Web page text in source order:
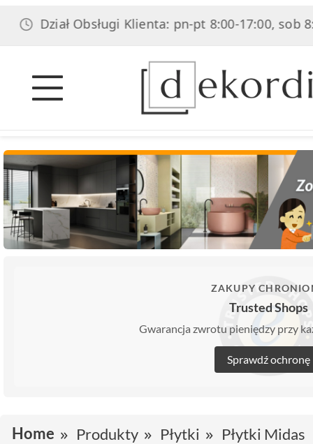
Obsługi Klienta: pn-pt 8:00-17:00, sob 8:00-14:00
ZAKUPY
Trusted Shops
Gwarancja zwrotu pieniędzy przy
Sprawdź ochronę
Home Produkty Płytki Płytki Midas